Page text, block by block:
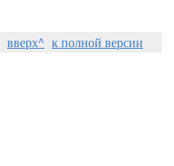
вверх^ к полной версии